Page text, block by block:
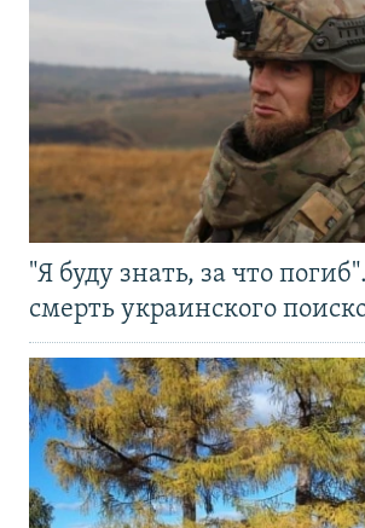
"Я буду знать, за что
смерть украинского